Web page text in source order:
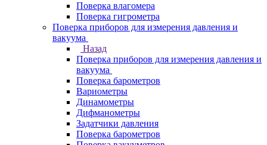
Поверка влагомера
Поверка гигрометра
Поверка приборов для измерения давления и
вакуума
Назад
Поверка приборов для измерения давления и
вакуума
Поверка барометров
Вариометры
Динамометры
Дифманометры
Задатчики давления
Поверка барометров